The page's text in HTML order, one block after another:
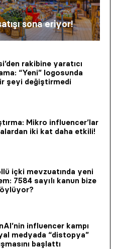
sona eriyor!
rakibine yaratıcı
“Yeni” logosunda
şeyi değiştirmedi
Mikro influencer’lar
iki kat daha etkili!
içki mevzuatında yeni
7584 sayılı kanun bize
influencer kampı
medyada “distopya”
başlattı